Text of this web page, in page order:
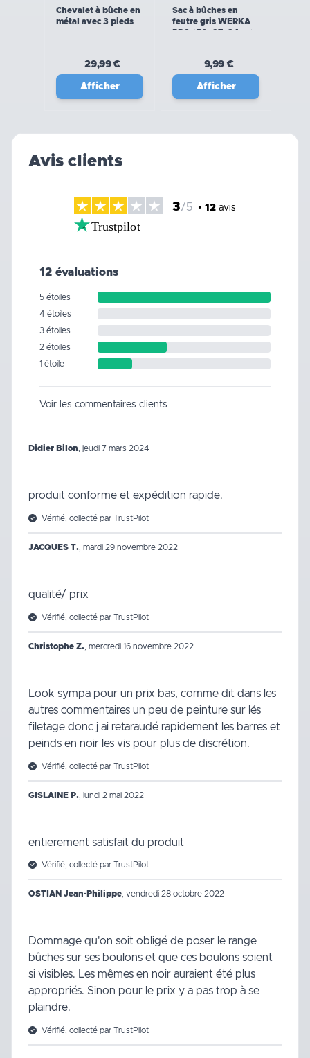
Chevalet à bûche en
métal avec 3 pieds
29,99 €
Afficher
Sac à bûches en
feutre gris WERKA
PRO (50x27x34cm)
9,99 €
Afficher
Avis clients
3/5 • 12 avis
Trustpilot
12 évaluations
5 étoiles
4 étoiles
3 étoiles
2 étoiles
1 étoile
Voir les commentaires clients
Didier Bilon jeudi 7 mars 2024
produit conforme et expédition rapide.
Vérifié, collecté par TrustPilot
JACQUES T. mardi 29 novembre 2022
qualité/ prix
Vérifié, collecté par TrustPilot
Christophe Z. mercredi 16 novembre 2022
Look sympa pour un prix bas, comme dit dans les
autres commentaires un peu de peinture sur lés
filetage donc j ai retaraudé rapidement les barres et
peinds en noir les vis pour plus de discrétion.
Vérifié, collecté par TrustPilot
GISLAINE P. lundi 2 mai 2022
entierement satisfait du produit
Vérifié, collecté par TrustPilot
OSTIAN Jean-Philippe, vendredi 28 octobre 2022
Dommage qu'on soit obligé de poser le range
bûches sur ses boulons et que ces boulons soient
si visibles. Les mêmes en noir auraient été plus
appropriés. Sinon pour le prix y a pas trop à se
plaindre.
Vérifié, collecté par TrustPilot